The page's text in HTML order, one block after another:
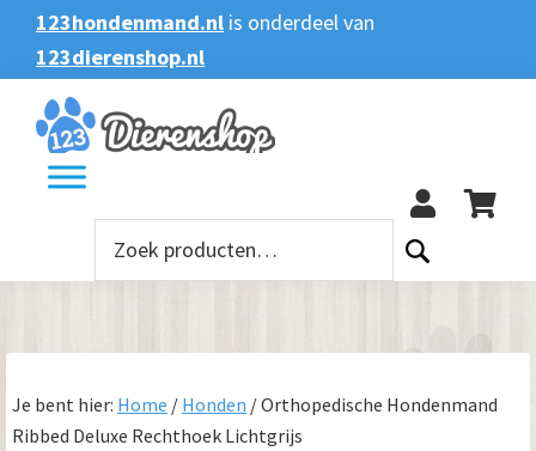
Spring
naar
de
hoofdnavigatie
Door
naar
de
hoofd
inhoud
Spring
naar
de
voettekst
123hondenmand.nl is onderdeel van
123dierenshop.nl
Zoeken
Zoeken
naar:
Je bent hier: Home / Honden /Orthopedische Hondenmand
Ribbed Deluxe Rechthoek Lichtgrijs